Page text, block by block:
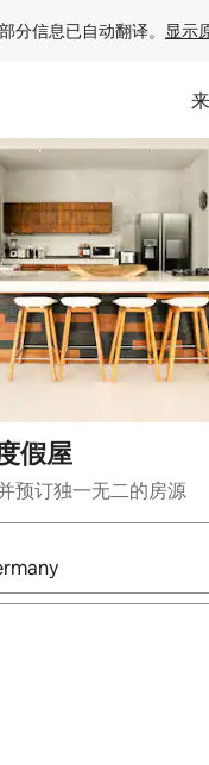
部分信息已自动翻译。 显示
假屋
预订独一无二的房源
使用上下方向键查看，或